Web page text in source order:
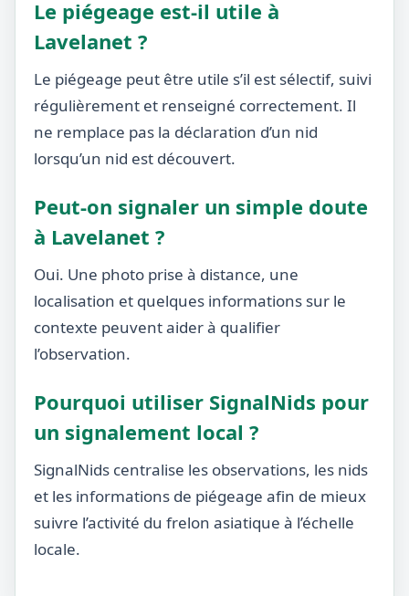
Le piégeage est-il utile à
Lavelanet ?
Le piégeage peut être utile s’il est sélectif, suivi
régulièrement et renseigné correctement. Il
ne remplace pas la déclaration d’un nid
lorsqu’un nid est découvert.
Peut-on signaler un simple doute
à Lavelanet ?
Oui. Une photo prise à distance, une
localisation et quelques informations sur le
contexte peuvent aider à qualifier
l’observation.
Pourquoi utiliser SignalNids pour
un signalement local ?
SignalNids centralise les observations, les nids
et les informations de piégeage afin de mieux
suivre l’activité du frelon asiatique à l’échelle
locale.